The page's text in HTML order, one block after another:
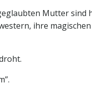
Mutter sind
ihre